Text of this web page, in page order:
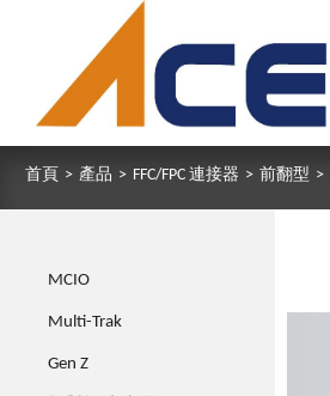
首頁 > 產品 > FFC/FPC 連接器 > 前翻型 >
MCIO
Multi-Trak
Gen Z